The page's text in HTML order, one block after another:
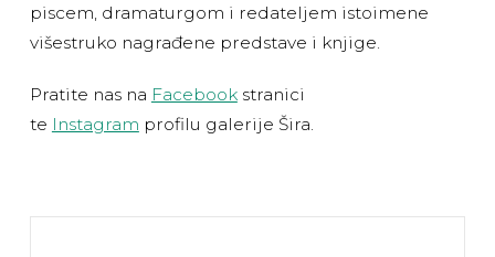
piscem, dramaturgom i redateljem istoimene
višestruko nagrađene predstave i knjige.
Pratite nas na Facebookstranici
te Instagram profilu galerije Šira.